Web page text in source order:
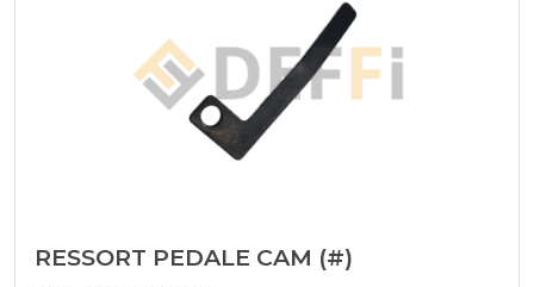
RESSORT PEDALE CAM (#)